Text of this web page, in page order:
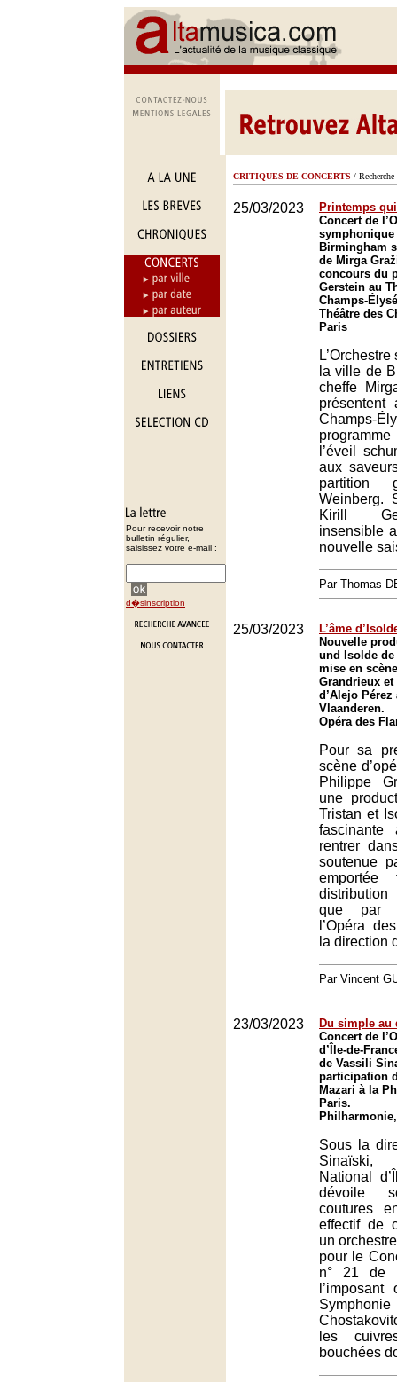
Pour recevoir notre
bulletin régulier,
saisissez votre e-mail :
d�sinscription
CRITIQUES DE CONCERTS / Recherche
25/03/2023
Printemps
Concert de
Birmingham
de Mirga
concours du
Gerstein au
Champs-
Théâtre des
Paris
la ville de
cheffe
présentent
l’éveil
aux
partition
Weinberg.
Kirill
insensible
nouvelle
Par Thomas
25/03/2023
L’âme
Nouvelle
und Isolde de
mise en
Grandrieux
d’Alejo Pérez
Vlaanderen.
Opéra des
Pour sa
scène
Philippe
une
Tristan et
rentrer
soutenue
que par
l’Opéra
la direction
Par Vincent
23/03/2023
Du simple au
Concert de
d’Île-de-
de Vassili
participation
Mazari à la
Paris.
Sous la
Sinaïski,
National
dévoile
coutures
effectif de
un
pour le
n° 21 de
les
bouchées